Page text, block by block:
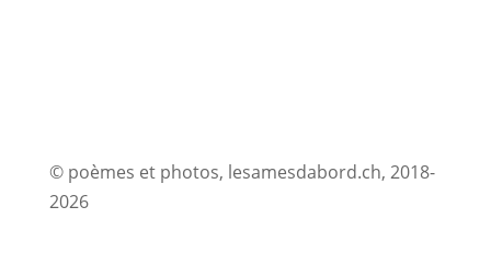
© poèmes et photos, lesamesdabord.ch, 2018-
2026